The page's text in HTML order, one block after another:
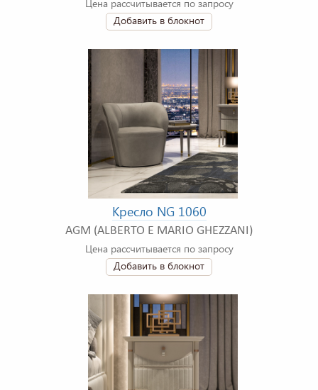
Цена рассчитывается по запросу
Добавить в блокнот
Кресло NG 1060
AGM (ALBERTO E MARIO GHEZZANI)
Цена рассчитывается по запросу
Добавить в блокнот